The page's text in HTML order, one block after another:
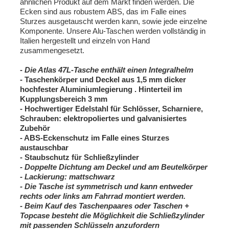
ähnlichen Produkt auf dem Markt finden werden. Die
Ecken sind aus robustem ABS, das im Falle eines
Sturzes ausgetauscht werden kann, sowie jede einzelne
Komponente. Unsere Alu-Taschen werden vollständig in
Italien hergestellt und einzeln von Hand
zusammengesetzt.
- Die Atlas 47L-Tasche enthält einen Integralhelm
- Taschenkörper und Deckel aus 1,5 mm dicker
hochfester Aluminiumlegierung . Hinterteil im
Kupplungsbereich 3 mm
- Hochwertiger Edelstahl für Schlösser, Scharniere,
Schrauben: elektropoliertes und galvanisiertes
Zubehör
- ABS-Eckenschutz im Falle eines Sturzes
austauschbar
- Staubschutz für Schließzylinder
- Doppelte Dichtung am Deckel und am Beutelkörper
- Lackierung: mattschwarz
- Die Tasche ist symmetrisch und kann entweder
rechts oder links am Fahrrad montiert werden.
- Beim Kauf des Taschenpaares oder Taschen +
Topcase besteht die Möglichkeit die Schließzylinder
mit passenden Schlüsseln anzufordern